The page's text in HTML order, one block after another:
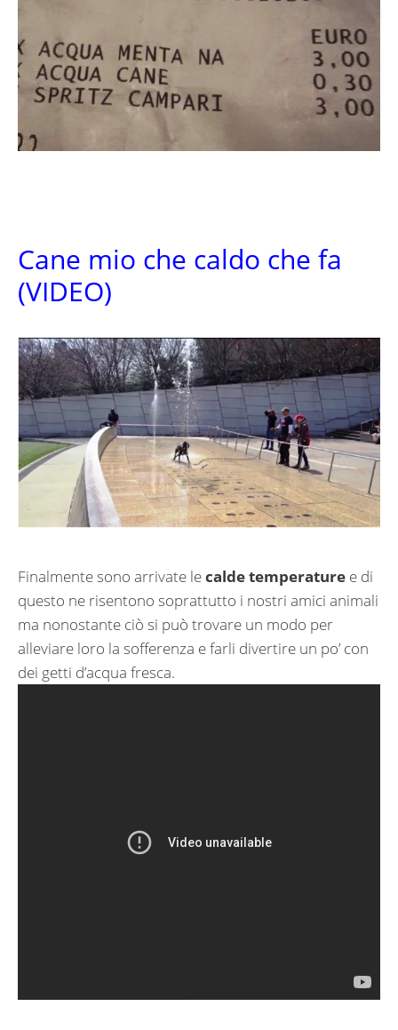
Cane mio che caldo che fa
(VIDEO)
Finalmente sono arrivate lecalde temperature e di
questo ne risentono soprattutto i nostri amici animali
ma nonostante ciò si può trovare un modo per
alleviare loro la sofferenza e farli divertire un po’ con
dei getti d’acqua fresca.